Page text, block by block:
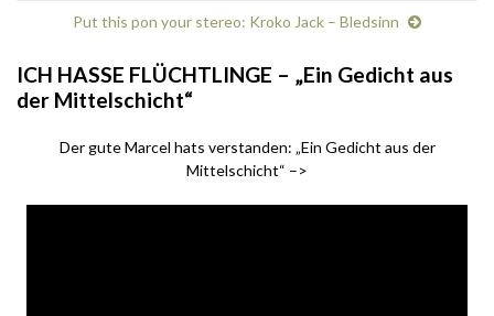
Put this pon your stereo: Kroko Jack – Bledsinn
ICH HASSE FLÜCHTLINGE – „Ein Gedicht aus
der Mittelschicht“
Der gute Marcel hats verstanden: „Ein Gedicht aus der
Mittelschicht“ –>